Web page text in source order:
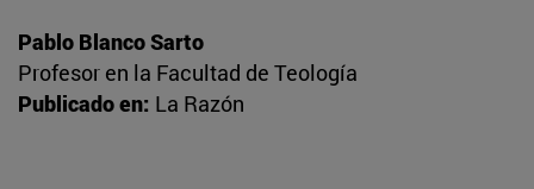
Pablo Blanco Sarto
Profesor en la Facultad de Teología
Publicado en: La Razón